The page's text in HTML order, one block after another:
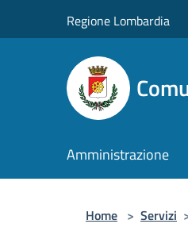
Regione Lombardia
Amministrazione
Home > Servizi